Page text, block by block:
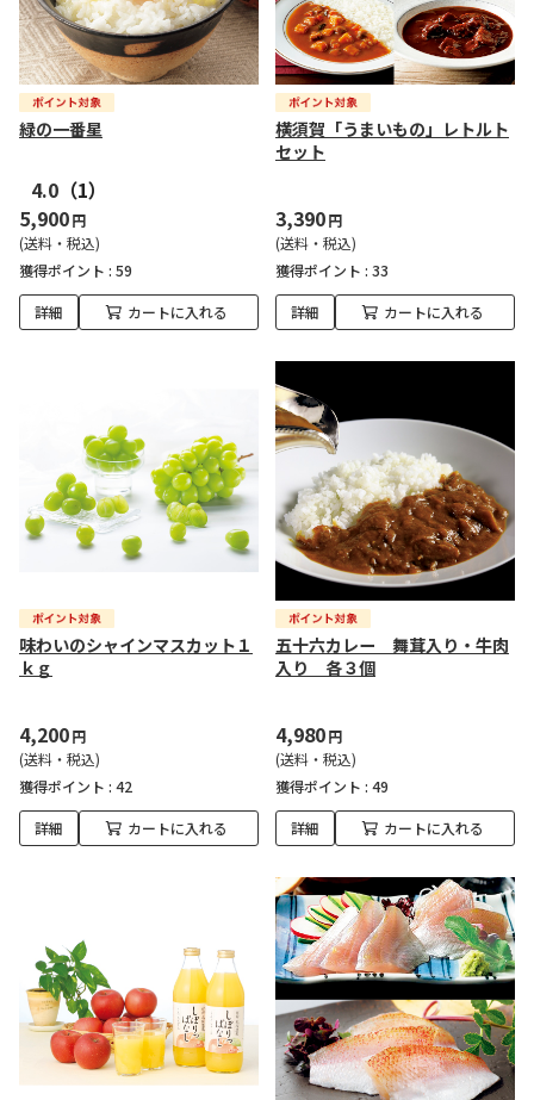
緑の一番星
4.0 （1）
5,900円
(送料・税込)
獲得ポイント : 59
詳細 カートに入れる
横須賀「うまいもの」レトルト
セット
3,390円
(送料・税込)
獲得ポイント : 33
詳細 カートに入れる
味わいのシャインマスカット１
ｋｇ
4,200円
(送料・税込)
獲得ポイント : 42
詳細 カートに入れる
五十六カレー 舞茸入り・牛肉
入り 各３個
4,980円
(送料・税込)
獲得ポイント : 49
詳細 カートに入れる